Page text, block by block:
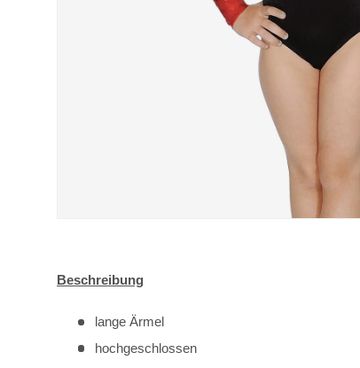
Beschreibung
lange Ärmel
hochgeschlossen